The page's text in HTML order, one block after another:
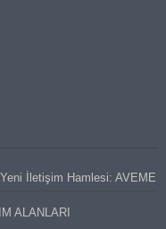
İletişim Hamlesi: AVEME
ALANLARI